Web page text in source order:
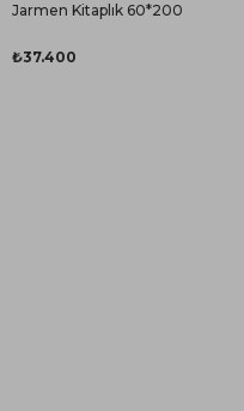
Jarmen Kitaplık 60*200
₺37.400